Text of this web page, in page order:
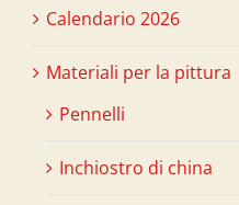
Calendario 2026
Materiali per la pittura
Pennelli
Inchiostro di china